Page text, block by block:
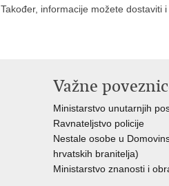
Također, informacije možete dostaviti
Važne
Ministarstvo unutarnjih
Ravnateljstvo policije
Nestale osobe u
hrvatskih branitelja)
Ministarstvo znanosti i